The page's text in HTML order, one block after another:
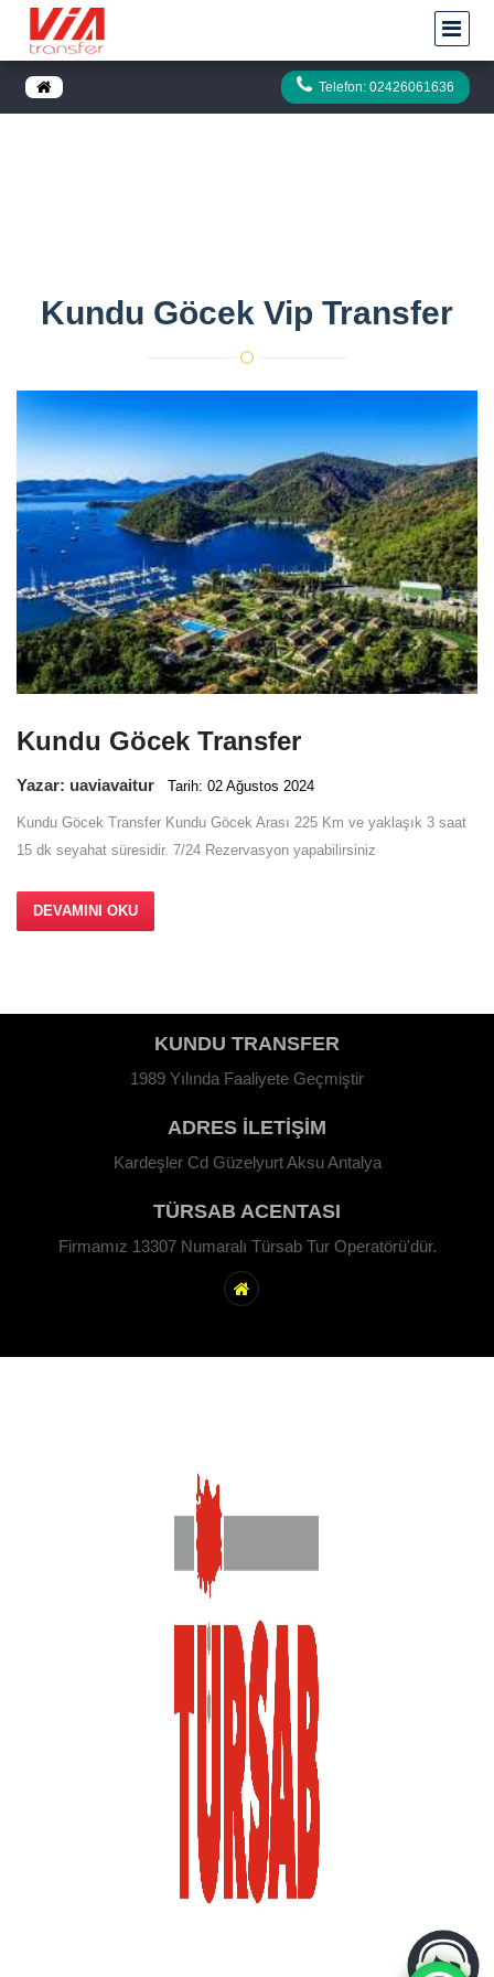
Telefon: 02426061636
Kundu Göcek Vip Transfer
Kundu Göcek Transfer
Yazar: uaviavaitur Tarih: 02 Ağustos 2024
Kundu Göcek Transfer Kundu Göcek Arası 225 Km ve yaklaşık 3 saat
15 dk seyahat süresidir. 7/24 Rezervasyon yapabilirsiniz
DEVAMINI OKU
KUNDU TRANSFER
1989 Yılında Faaliyete Geçmiştir
ADRES İLETİŞİM
Kardeşler Cd Güzelyurt Aksu Antalya
TÜRSAB ACENTASI
Firmamız 13307 Numaralı Türsab Tur Operatörü'dür.